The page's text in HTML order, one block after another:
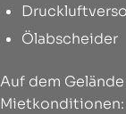
Ölabscheider
Auf dem
Mietkonditionen: